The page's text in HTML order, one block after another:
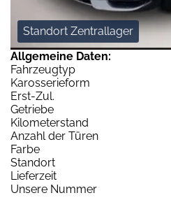
Standort Zentrallager
Allgemeine Daten:
Fahrzeugtyp
Karosserieform
Erst-Zul.
Getriebe
Kilometerstand
Anzahl der Türen
Farbe
Standort
Lieferzeit
Unsere Nummer